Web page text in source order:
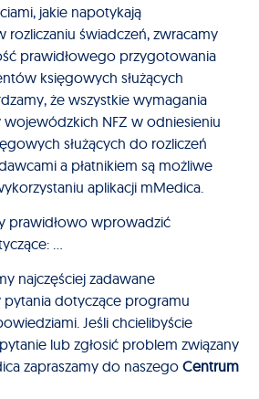
jakie napotykają
świadczeń, zwracamy
prawidłowego przygotowania
księgowych służących
że wszystkie wymagania
wojewódzkich NFZ w odniesieniu
służących do rozliczeń
a płatnikiem są możliwe
aplikacji mMedica.
prawidłowo wprowadzić
…
najczęściej zadawane
dotyczące programu
Jeśli chcielibyście
lub zgłosić problem związany
zapraszamy do naszego Centrum